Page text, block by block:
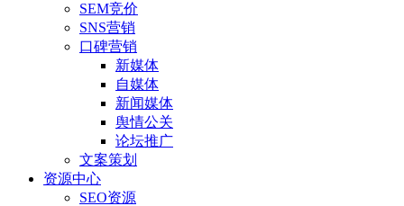
SEM竞价
SNS营销
口碑营销
新媒体
自媒体
新闻媒体
舆情公关
论坛推广
文案策划
资源中心
SEO资源